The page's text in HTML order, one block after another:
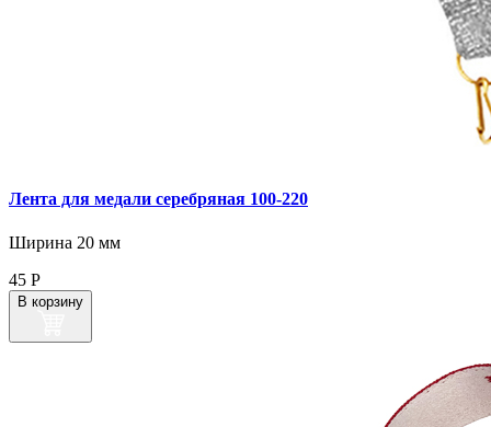
Лента для медали серебряная 100‑220
Ширина 20 мм
45 Р
В корзину